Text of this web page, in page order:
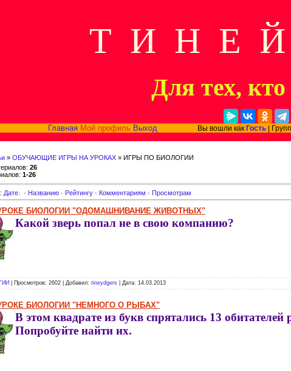
Т И Н Е
Для тех,
Главная Мой профиль ВыходВы вошли как Гость|
» ОБУЧАЮЩИЕ ИГРЫ НА УРОКАХ » ИГРЫ ПО БИОЛОГИИ
: 26
: 1-26
: Дате · Названию · Рейтингу · Комментариям · Просмотрам
БИОЛОГИИ "ОДОМАШНИВАНИЕ ЖИВОТНЫХ"
Какой зверь попал не в свою компанию?
| Просмотров: 2602 | Добавил: tineydgers | Дата: 14.03.2013
БИОЛОГИИ "НЕМНОГО О РЫБАХ"
В этом квадрате из букв спрятались 13 обитателей
Попробуйте найти их.